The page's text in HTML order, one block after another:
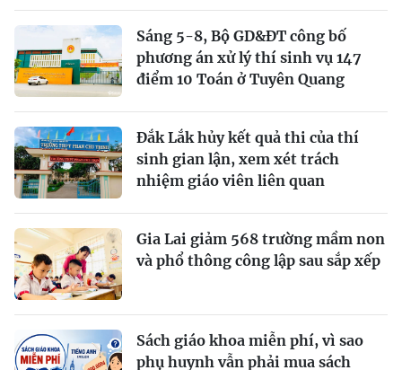
Sáng 5-8, Bộ GD&ĐT công bố
phương án xử lý thí sinh vụ 147
điểm 10 Toán ở Tuyên Quang
Đắk Lắk hủy kết quả thi của thí
sinh gian lận, xem xét trách
nhiệm giáo viên liên quan
Gia Lai giảm 568 trường mầm non
và phổ thông công lập sau sắp xếp
Sách giáo khoa miễn phí, vì sao
phụ huynh vẫn phải mua sách